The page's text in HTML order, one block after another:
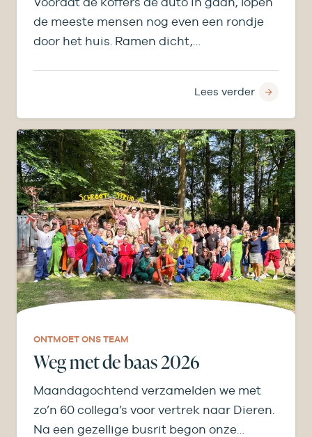
de meeste mensen nog even een rondje
door het huis. Ramen dicht,…
Lees verder
ONTMOET ONS TEAM
Weg met de baas 2026
Maandagochtend verzamelden we met
zo’n 60 collega’s voor vertrek naar Dieren.
Na een gezellige busrit begon onze